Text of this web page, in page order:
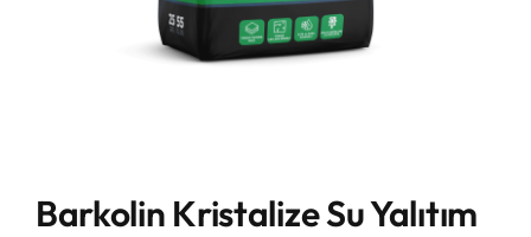
Barkolin Kristalize Su Yalıtım